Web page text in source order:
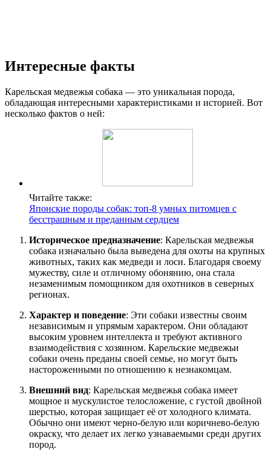
Интересные факты
Карельская медвежья собака — это уникальная порода,
обладающая интересными характеристиками и историей. Вот
несколько фактов о ней:
Читайте также:
Японские породы собак: топ-8 умных питомцев с
бесстрашным и преданным сердцем
Историческое предназначение: Карельская медвежья
собака изначально была выведена для охоты на крупных
животных, таких как медведи и лоси. Благодаря своему
мужеству, силе и отличному обонянию, она стала
незаменимым помощником для охотников в северных
регионах.
Характер и поведение: Эти собаки известны своим
независимым и упрямым характером. Они обладают
высоким уровнем интеллекта и требуют активного
взаимодействия с хозяином. Карельские медвежьи
собаки очень преданы своей семье, но могут быть
настороженными по отношению к незнакомцам.
Внешний вид: Карельская медвежья собака имеет
мощное и мускулистое телосложение, с густой двойной
шерстью, которая защищает её от холодного климата.
Обычно они имеют черно-белую или коричнево-белую
окраску, что делает их легко узнаваемыми среди других
пород.